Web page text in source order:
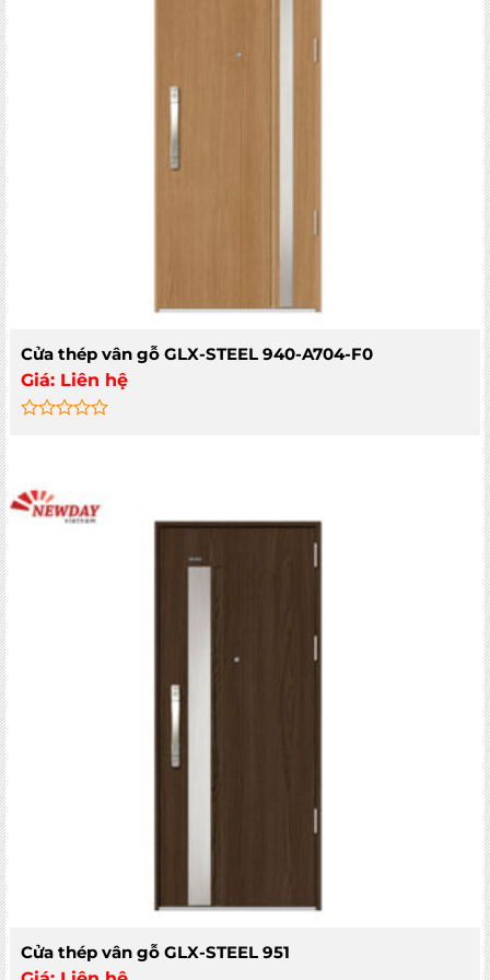
Cửa thép vân gỗ GLX-STEEL 940-A704-F0
Giá: Liên hệ
of
5
Cửa thép vân gỗ GLX-STEEL 951